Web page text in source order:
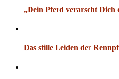
„Dein Pferd verarscht Dich
Das stille Leiden der